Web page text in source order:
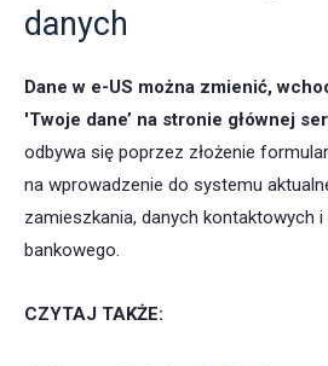
danych
Dane w e-US można zmienić,
'Twoje dane’ na stronie głównej
odbywa się poprzez złożenie
na wprowadzenie do systemu
zamieszkania, danych kontaktowych
bankowego.
CZYTAJ TAKŻE: